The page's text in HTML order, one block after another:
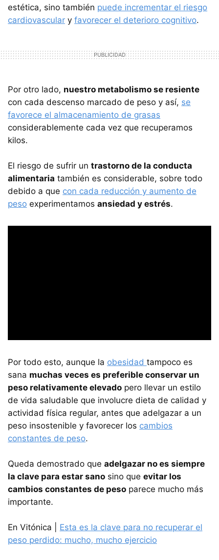
estética, sino también puede incrementar el riesgo
cardiovascular y favorecer el deterioro cognitivo.
Por otro lado, nuestro metabolismo se resiente
con cada descenso marcado de peso y así, se
favorece el almacenamiento de grasas
considerablemente cada vez que recuperamos
kilos.
El riesgo de sufrir un trastorno de la conducta
alimentaria también es considerable, sobre todo
debido a que con cada reducción y aumento de
peso experimentamos ansiedad y estrés.
Por todo esto, aunque la obesidad tampoco es
sana muchas veces es preferible conservar un
peso relativamente elevado pero llevar un estilo
de vida saludable que involucre dieta de calidad y
actividad física regular, antes que adelgazar a un
peso insostenible y favorecer los cambios
constantes de peso.
Queda demostrado que adelgazar no es siempre
la clave para estar sano sino que evitar los
cambios constantes de peso parece mucho más
importante.
En Vitónica | Esta es la clave para no recuperar el
peso perdido: mucho, mucho ejercicio